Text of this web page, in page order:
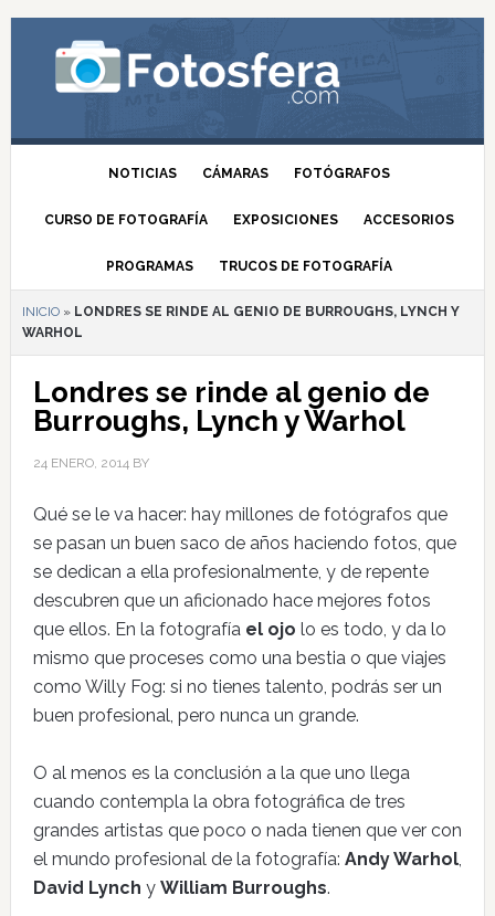
NOTICIAS CÁMARAS FOTÓGRAFOS
CURSO DE FOTOGRAFÍA EXPOSICIONES ACCESORIOS
PROGRAMAS TRUCOS DE FOTOGRAFÍA
INICIO» LONDRES SE RINDE AL GENIO DE BURROUGHS, LYNCH Y
WARHOL
Londres se rinde al genio de
Burroughs, Lynch y Warhol
24 ENERO, 2014BY
Qué se le va hacer: hay millones de fotógrafos que
se pasan un buen saco de años haciendo fotos, que
se dedican a ella profesionalmente, y de repente
descubren que un aficionado hace mejores fotos
que ellos. En la fotografía el ojo lo es todo, y da lo
mismo que proceses como una bestia o que viajes
como Willy Fog: si no tienes talento, podrás ser un
buen profesional, pero nunca un grande.
O al menos es la conclusión a la que uno llega
cuando contempla la obra fotográfica de tres
grandes artistas que poco o nada tienen que ver con
el mundo profesional de la fotografía: Andy Warhol,
David Lynch y William Burroughs.